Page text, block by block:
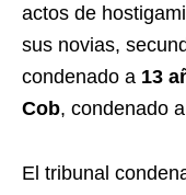
actos de
sus novias,
condenado a 13
Cob, condenado a
El tribunal